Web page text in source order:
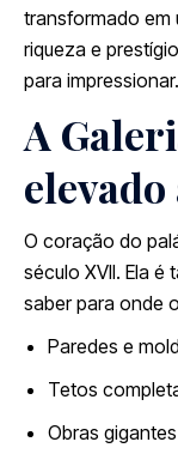
transformado em
riqueza e
para impressionar.
A
O coração do
século XVII. Ela
saber para onde
Paredes e
Tetos
Obras